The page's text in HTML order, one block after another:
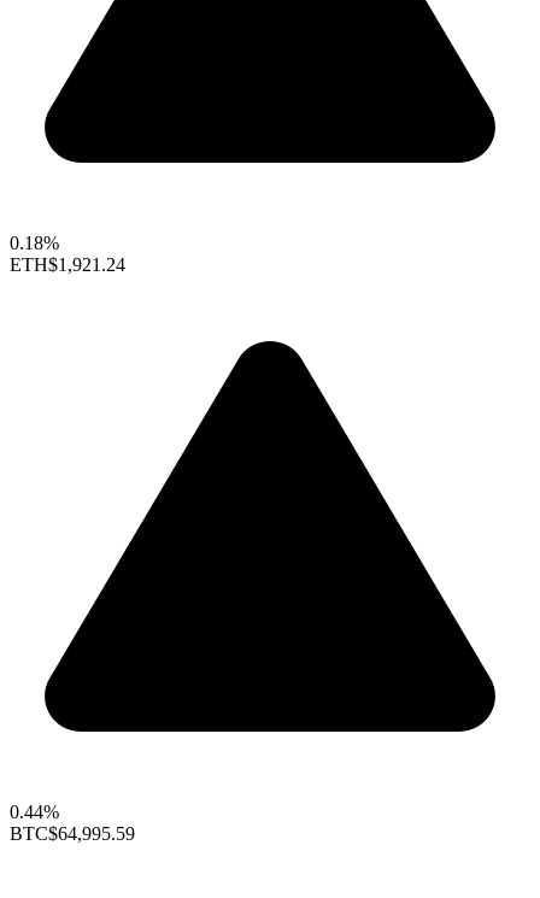
0.18%
ETH$1,921.24
0.44%
BTC$64,995.59